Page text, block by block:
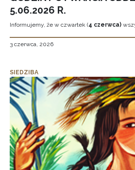
5.06.2026 R.
Informujemy, że w czwartek (4 czerwca)
3 czerwca, 2026
SIEDZIBA